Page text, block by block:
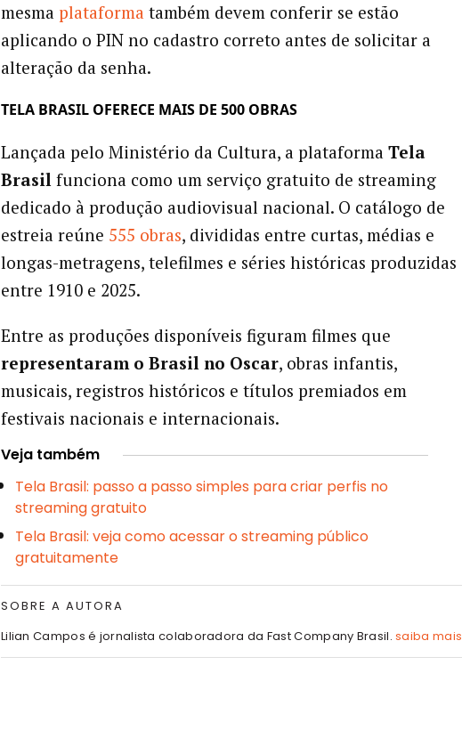
mesma plataformatambém devem conferir se estão
aplicando o PIN no cadastro correto antes de solicitar a
alteração da senha.
TELA BRASIL OFERECE MAIS DE 500 OBRAS
Lançada pelo Ministério da Cultura, a plataforma Tela
Brasilfunciona como um serviço gratuito de streaming
dedicado à produção audiovisual nacional. O catálogo de
estreia reúne 555 obras, divididas entre curtas, médias e
longas-metragens, telefilmes e séries históricas produzidas
entre 1910 e 2025.
Entre as produções disponíveis figuram filmes que
representaram o Brasil no Oscar, obras infantis,
musicais, registros históricos e títulos premiados em
festivais nacionais e internacionais.
Veja também
Tela Brasil: passo a passo simples para criar perfis no
streaming gratuito
Tela Brasil: veja como acessar o streaming público
gratuitamente
SOBRE A AUTORA
Lilian Campos é jornalista colaboradora da Fast Company Brasil.saiba mais